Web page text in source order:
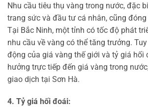
Nhu cầu tiêu thụ vàng trong nước, đặc
trang sức và đầu tư cá nhân, cũng
Tại Bắc Ninh, một tỉnh có tốc độ phát
nhu cầu về vàng có thể tăng trưởng.
động của giá vàng thế giới và tỷ giá hối
hưởng trực tiếp đến giá vàng trong
giao dịch tại Sơn Hà.
4. Tỷ giá hối đoái: